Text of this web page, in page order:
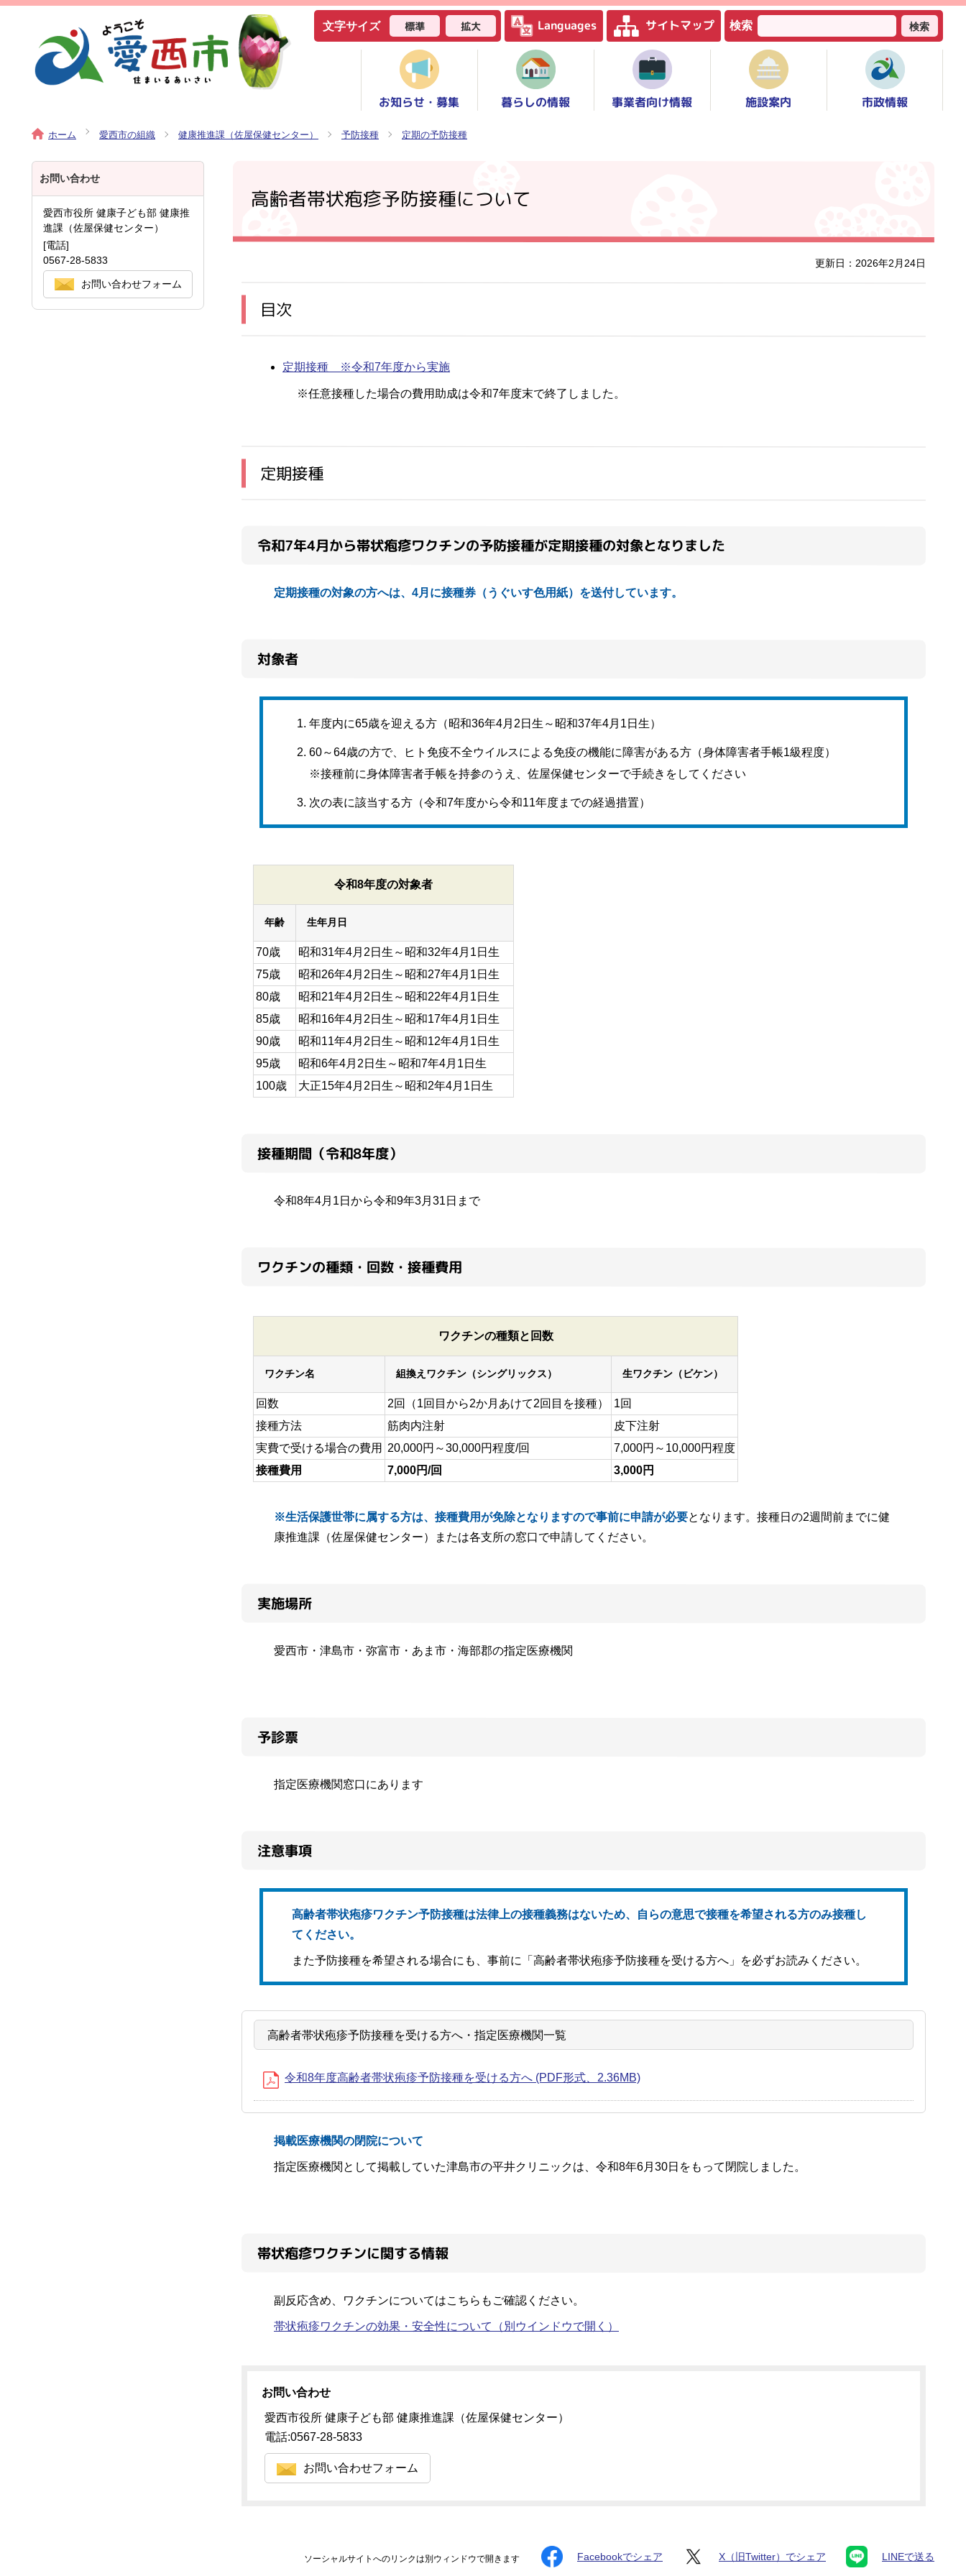
文字サイズ 標準 拡大 Languages サイトマップ 検索 検索
お知らせ・募集 暮らしの情報 事業者向け情報 施設案内 市政情報
ホーム 愛西市の組織 健康推進課（佐屋保健センター） 予防接種 定期の予防接種
高齢者帯状疱疹予防接種について
更新日：2026年2月24日
目次
定期接種 ※令和7年度から実施
※任意接種した場合の費用助成は令和7年度末で終了しました。
定期接種
令和7年4月から帯状疱疹ワクチンの予防接種が定期接種の対象となりました
定期接種の対象の方へは、4月に接種券（うぐいす色用紙）を送付しています。
対象者
年度内に65歳を迎える方（昭和36年4月2日生～昭和37年4月1日生）
60～64歳の方で、ヒト免疫不全ウイルスによる免疫の機能に障害がある方（身体障害者手帳1級程度）
※接種前に身体障害者手帳を持参のうえ、佐屋保健センターで手続きをしてください
次の表に該当する方（令和7年度から令和11年度までの経過措置）
令和8年度の対象者
年齢 生年月日
70歳
昭和31年4月2日生～昭和32年4月1日生
75歳
昭和26年4月2日生～昭和27年4月1日生
80歳
昭和21年4月2日生～昭和22年4月1日生
85歳
昭和16年4月2日生～昭和17年4月1日生
90歳
昭和11年4月2日生～昭和12年4月1日生
95歳
昭和6年4月2日生～昭和7年4月1日生
100歳
大正15年4月2日生～昭和2年4月1日生
接種期間（令和8年度）
令和8年4月1日から令和9年3月31日まで
ワクチンの種類・回数・接種費用
ワクチンの種類と回数
ワクチン名 組換えワクチン（シングリックス） 生ワクチン（ビケン）
回数 2回（1回目から2か月あけて2回目を接種）
1回
接種方法
筋肉内注射
皮下注射
実費で受ける場合の費用
20,000円～30,000円程度/回
7,000円～10,000円程度
接種費用
7,000円/回 3,000円
※生活保護世帯に属する方は、接種費用が免除となりますので事前に申請が必要となります。接種日の2週間前までに健
康推進課（佐屋保健センター）または各支所の窓口で申請してください。
実施場所
愛西市・津島市・弥富市・あま市・海部郡の指定医療機関
予診票
指定医療機関窓口にあります
注意事項
高齢者帯状疱疹ワクチン予防接種は法律上の接種義務はないため、自らの意思で接種を希望される方のみ接種し
てください。
また予防接種を希望される場合にも、事前に「高齢者帯状疱疹予防接種を受ける方へ」を必ずお読みください。
高齢者帯状疱疹予防接種を受ける方へ・指定医療機関一覧
令和8年度高齢者帯状疱疹予防接種を受ける方へ (PDF形式、2.36MB)
掲載医療機関の閉院について
指定医療機関として掲載していた津島市の平井クリニックは、令和8年6月30日をもって閉院しました。
帯状疱疹ワクチンに関する情報
副反応含め、ワクチンについてはこちらもご確認ください。
帯状疱疹ワクチンの効果・安全性について （別ウインドウで開く）
お問い合わせ
愛西市役所 健康子ども部 健康推進課（佐屋保健センター）
電話:0567-28-5833
お問い合わせフォーム
お問い合わせ
愛西市役所 健康子ども部 健康推
進課（佐屋保健センター）
[電話]
0567-28-5833
お問い合わせフォーム
ソーシャルサイトへのリンクは別ウィンドウで開きます Facebookでシェア X（旧Twitter）でシェア LINEで送る